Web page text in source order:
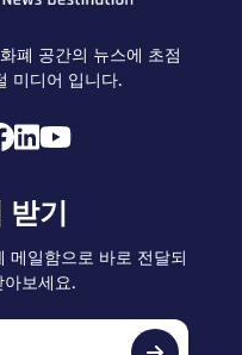
폐 공간의 뉴스에 초점
미디어 입니다.
받기
메일함으로 바로 전달되
보세요.